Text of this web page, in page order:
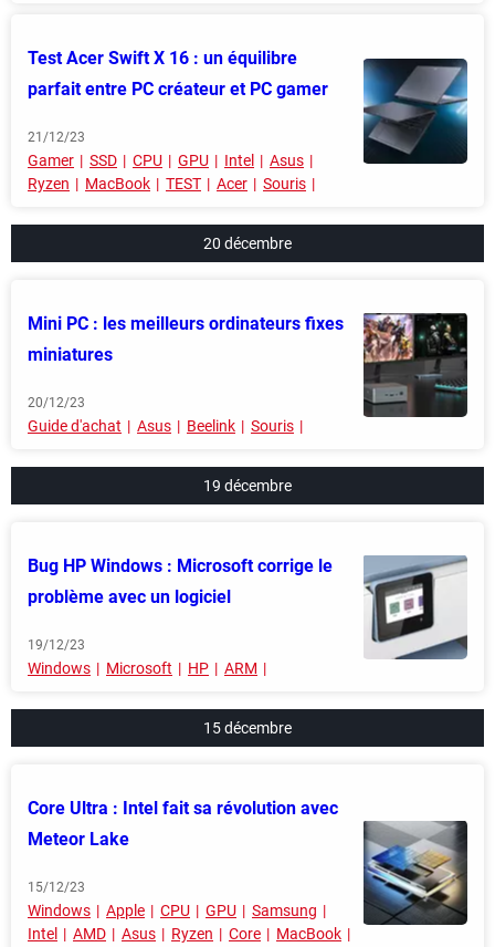
Test Acer Swift X 16 : un équilibre
parfait entre PC créateur et PC gamer
21/12/23
Gamer SSD CPU GPU Intel
Asus
Ryzen
MacBook TEST Acer Souris
20 décembre
Mini PC : les meilleurs ordinateurs fixes
miniatures
20/12/23
Guide d'achat Asus Beelink Souris
19 décembre
Bug HP Windows : Microsoft corrige le
problème avec un logiciel
19/12/23
Windows Microsoft HP ARM
15 décembre
Core Ultra : Intel fait sa révolution avec
Meteor Lake
15/12/23
Windows Apple CPU GPU
Samsung
Intel
AMD Asus Ryzen Core
MacBook